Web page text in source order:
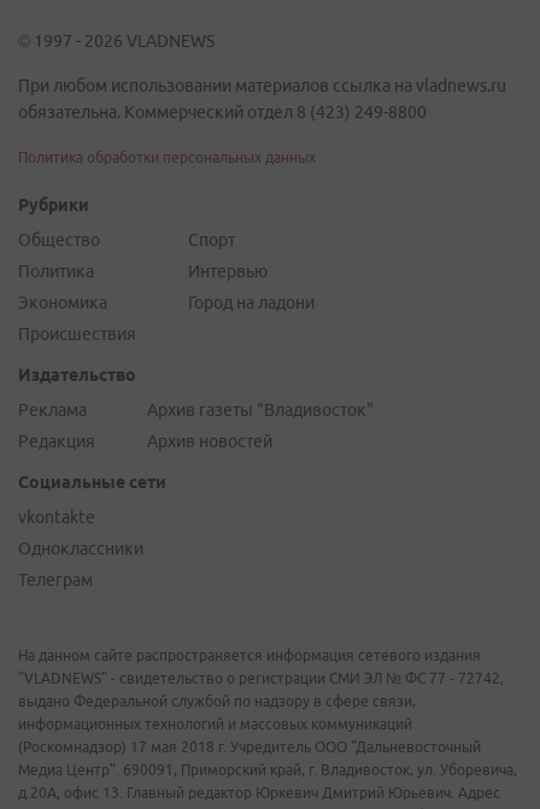
© 1997 - 2026 VLADNEWS
При любом использовании материалов ссылка на vladnews.ru
обязательна. Коммерческий отдел 8 (423) 249-8800
Политика обработки персональных данных
Рубрики
Общество
Политика
Экономика
Происшествия
Спорт
Интервью
Город на ладони
Издательство
Реклама
Редакция
Архив газеты "Владивосток"
Архив новостей
Социальные сети
vkontakte
Одноклассники
Телеграм
На данном сайте распространяется информация сетевого издания
"VLADNEWS" - свидетельство о регистрации СМИ ЭЛ № ФС 77 - 72742,
выдано Федеральной службой по надзору в сфере связи,
информационных технологий и массовых коммуникаций
(Роскомнадзор) 17 мая 2018 г. Учредитель ООО "Дальневосточный
Медиа Центр". 690091, Приморский край, г. Владивосток, ул. Уборевича,
д.20А, офис 13. Главный редактор Юркевич Дмитрий Юрьевич. Адрес